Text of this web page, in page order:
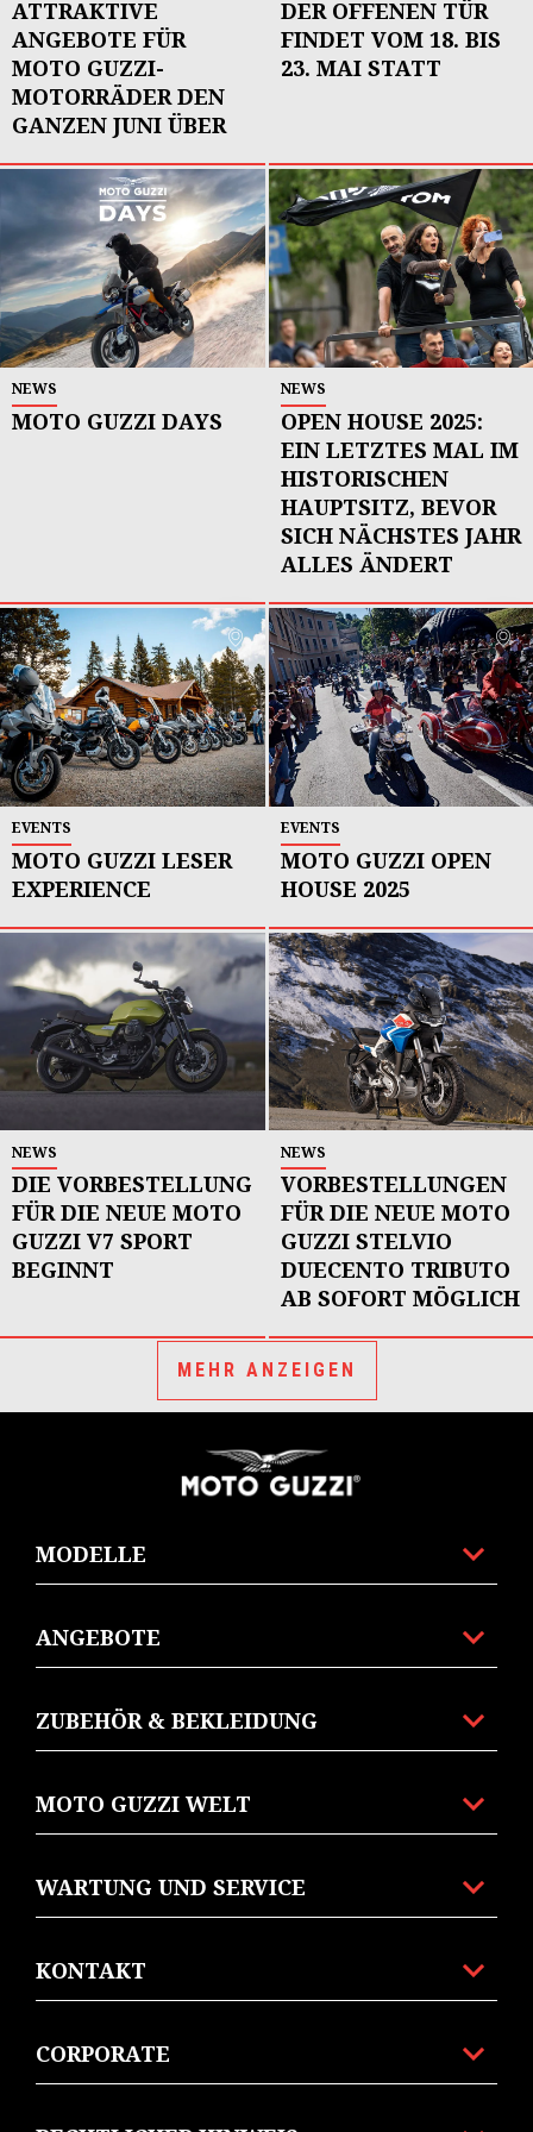
ATTRAKTIVE
ANGEBOTE FÜR
MOTO GUZZI-
MOTORRÄDER DEN
GANZEN JUNI ÜBER
DER OFFENEN TÜR
FINDET VOM 18. BIS
23. MAI STATT
NEWS
MOTO GUZZI DAYS
NEWS
OPEN HOUSE 2025:
EIN LETZTES MAL IM
HISTORISCHEN
HAUPTSITZ, BEVOR
SICH NÄCHSTES JAHR
ALLES ÄNDERT
EVENTS
MOTO GUZZI LESER
EXPERIENCE
EVENTS
MOTO GUZZI OPEN
HOUSE 2025
NEWS
DIE VORBESTELLUNG
FÜR DIE NEUE MOTO
GUZZI V7 SPORT
BEGINNT
NEWS
VORBESTELLUNGEN
FÜR DIE NEUE MOTO
GUZZI STELVIO
DUECENTO TRIBUTO
AB SOFORT MÖGLICH
MEHR ANZEIGEN
MODELLE
ANGEBOTE
ZUBEHÖR & BEKLEIDUNG
MOTO GUZZI WELT
WARTUNG UND SERVICE
KONTAKT
CORPORATE